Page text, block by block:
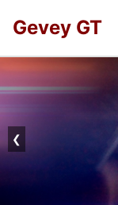
Gevey GT
❮